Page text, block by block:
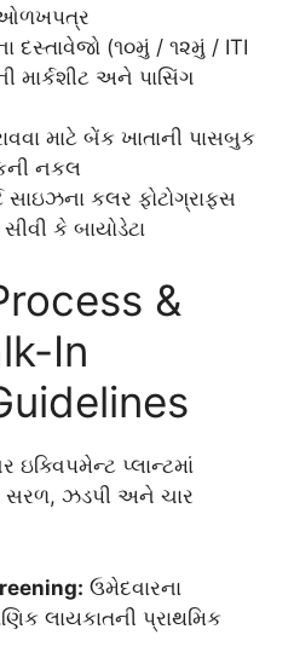
ઓળખપત્ર
દસ્તાવેજો (૧૦મું / ૧૨મું / ITI
માર્કશીટ અને પાસિંગ
માટે બેંક ખાતાની પાસબુક
નકલ
સાઇઝના કલર ફોટોગ્રાફ્સ
કે બાયોડેટા
&
In
પ્લાન્ટમાં
સરળ, ઝડપી અને ચાર
ઉમેદવારના
લાયકાતની પ્રાથમિક